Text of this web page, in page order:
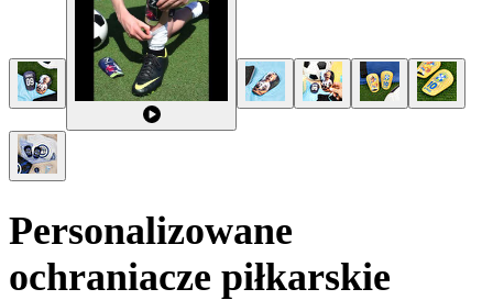
Personalizowane
ochraniacze piłkarskie